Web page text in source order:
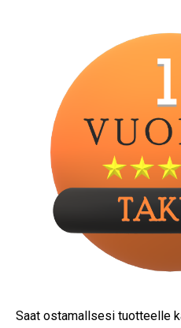
Saat ostamallsesi tuotteelle